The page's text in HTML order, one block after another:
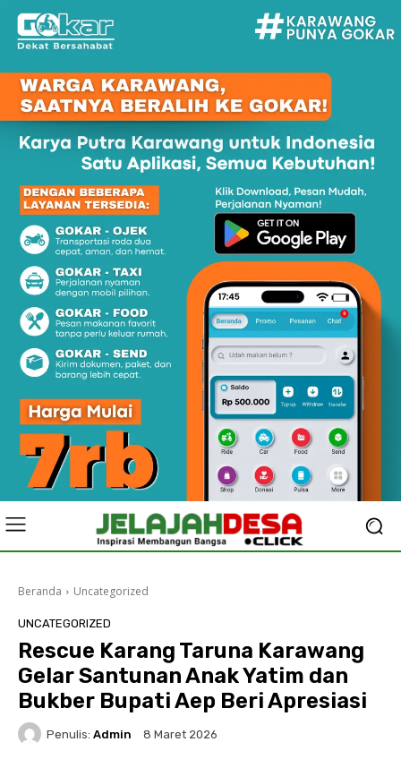
Beranda Uncategorized
UNCATEGORIZED
Rescue Karang Taruna Karawang
Gelar Santunan Anak Yatim dan
Bukber Bupati Aep Beri Apresiasi
Penulis: Admin 8 Maret 2026